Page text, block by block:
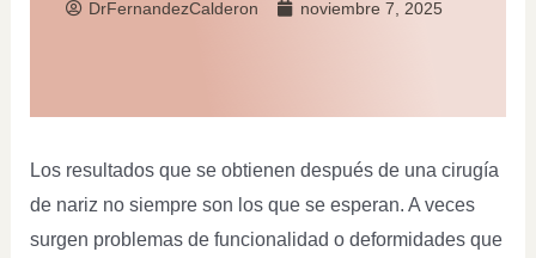
DrFernandezCalderon noviembre 7, 2025
Los resultados que se obtienen después de una cirugía
de nariz no siempre son los que se esperan. A veces
surgen problemas de funcionalidad o deformidades que